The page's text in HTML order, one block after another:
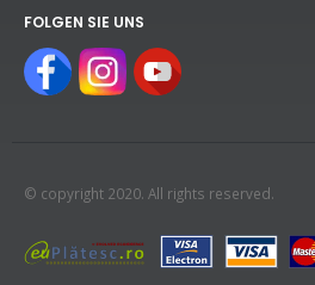
FOLGEN SIE UNS
© copyright 2020. All rights reserved.